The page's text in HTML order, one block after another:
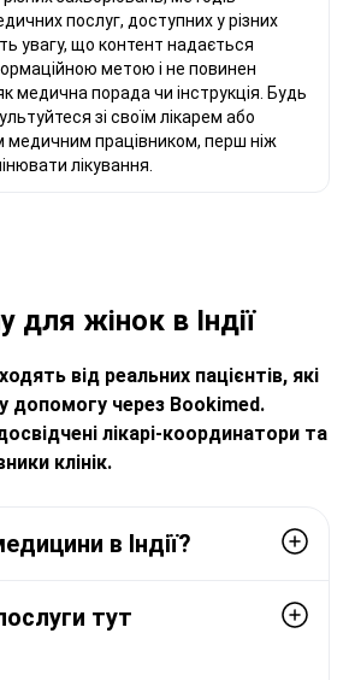
послуг, доступних у різних
увагу, що контент надається
метою і не повинен
медична порада чи інструкція. Будь
зі своїм лікарем або
медичним працівником, перш ніж
лікування.
для жінок в Індії
від реальних пацієнтів, які
допомогу через Bookimed.
лікарі-координатори та
клінік.
в Індії?
тут